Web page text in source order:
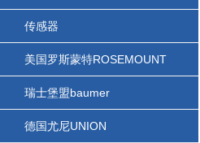
传感器
美国罗斯蒙特ROSEMOUNT
瑞士堡盟baumer
德国尤尼UNION